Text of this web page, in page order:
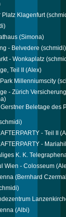
Platz Klagenfurt
(Simona)
- Belvedere (schmidi)
- Wonkaplatz
Teil II (Alex)
Millenniumscity
- Zürich
Beletage des
- Teil II
-
K. K.
Wien - Colosseum
(Bernhard
(Albi)